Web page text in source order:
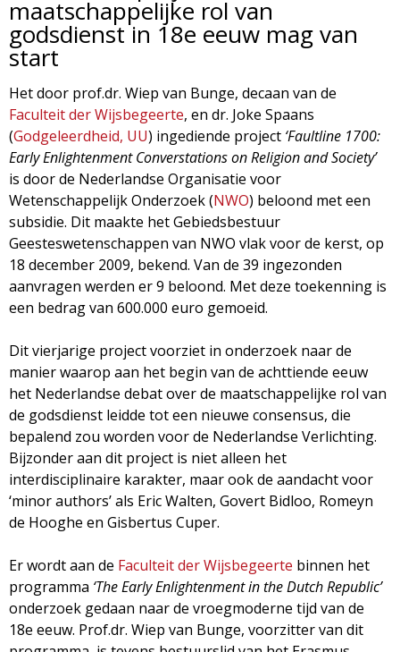
i
o
l
o
g
i
e
a
g
a
z
n
e
d
m
e
n
u
maatschappelijke rol van
godsdienst in 18e eeuw mag van
start
Het door prof.dr. Wiep van Bunge, decaan van de
Faculteit der Wijsbegeerte, en dr. Joke Spaans
(Godgeleerdheid, UU) ingediende project ‘Faultline 1700:
Early Enlightenment Converstations on Religion and Society’
is door de Nederlandse Organisatie voor
Wetenschappelijk Onderzoek (NWO) beloond met een
subsidie. Dit maakte het Gebiedsbestuur
Geesteswetenschappen van NWO vlak voor de kerst, op
18 december 2009, bekend. Van de 39 ingezonden
aanvragen werden er 9 beloond. Met deze toekenning is
een bedrag van 600.000 euro gemoeid.
Dit vierjarige project voorziet in onderzoek naar de
manier waarop aan het begin van de achttiende eeuw
het Nederlandse debat over de maatschappelijke rol van
de godsdienst leidde tot een nieuwe consensus, die
bepalend zou worden voor de Nederlandse Verlichting.
Bijzonder aan dit project is niet alleen het
interdisciplinaire karakter, maar ook de aandacht voor
‘minor authors’ als Eric Walten, Govert Bidloo, Romeyn
de Hooghe en Gisbertus Cuper.
Er wordt aan de Faculteit der Wijsbegeerte binnen het
programma ‘The Early Enlightenment in the Dutch Republic’
onderzoek gedaan naar de vroegmoderne tijd van de
18e eeuw. Prof.dr. Wiep van Bunge, voorzitter van dit